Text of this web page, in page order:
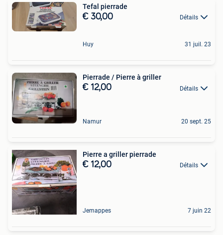
Tefal pierrade
€ 30,00 Détails
Huy 31 juil. 23
Pierrade / Pierre à griller
€ 12,00 Détails
Namur 20 sept. 25
Pierre a griller pierrade
€ 12,00 Détails
Jemappes 7 juin 22